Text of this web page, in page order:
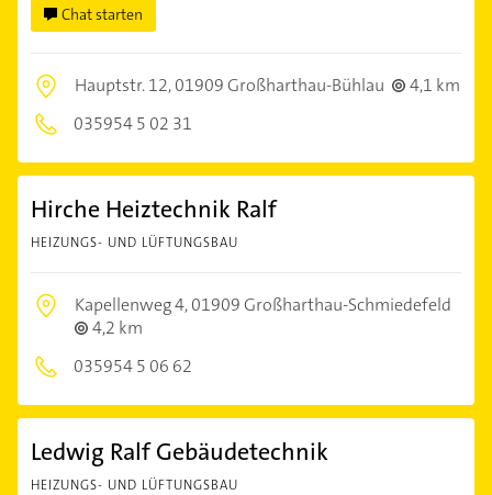
Chat starten
Hauptstr. 12,01909 Großharthau-Bühlau
4,1 km
035954 5 02 31
Hirche Heiztechnik Ralf
HEIZUNGS- UND LÜFTUNGSBAU
Kapellenweg 4,01909 Großharthau-Schmiedefeld
4,2 km
035954 5 06 62
Ledwig Ralf Gebäudetechnik
HEIZUNGS- UND LÜFTUNGSBAU